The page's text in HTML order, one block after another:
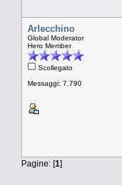
Arlecchino
Global Moderator
Hero Member
Scollegato
Messaggi: 7.790
Pagine: [1]